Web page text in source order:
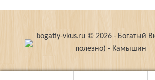
bogatiy-vkus.ru © 2026 - Богатый
полезно) - Камышин